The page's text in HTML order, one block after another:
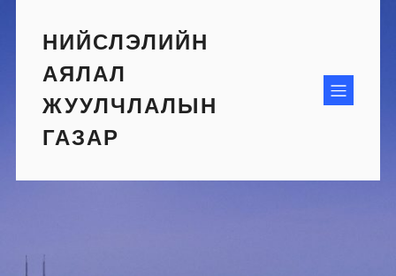
contentНИЙСЛЭЛИЙН
АЯЛАЛ
ЖУУЛЧЛАЛЫН
ГАЗАР